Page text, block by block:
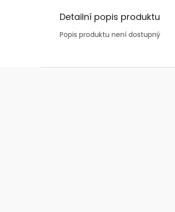
Detailní popis produktu
Popis produktu není dostupný